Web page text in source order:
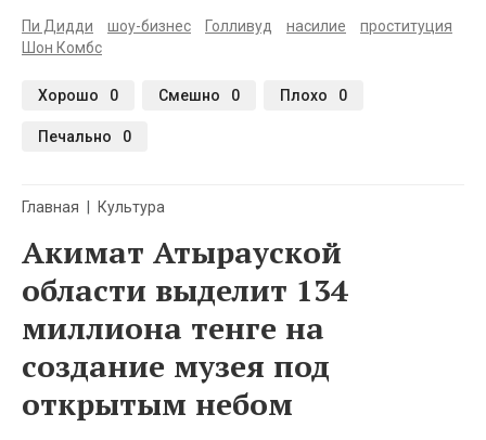
Пи Дидди шоу-бизнес Голливуд насилие
проституция
Шон Комбс
Хорошо 0 Смешно 0 Плохо 0
Печально 0
Главная Культура
Акимат Атырауской
области выделит 134
миллиона тенге на
создание музея под
открытым небом